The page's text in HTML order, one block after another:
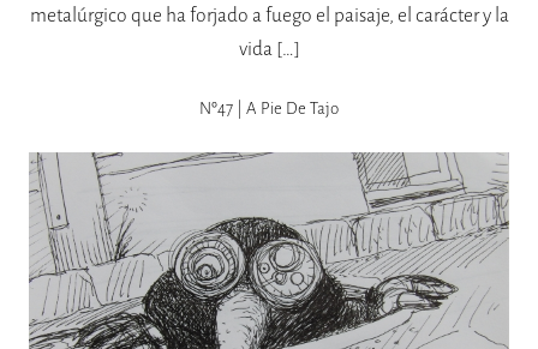
metalúrgico que ha forjado a fuego el paisaje, el carácter y la
vida […]
Nº47 | A Pie De Tajo